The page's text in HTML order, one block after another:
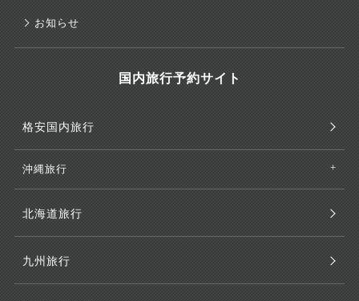
お知らせ
国内旅行予約サイト
格安国内旅行
沖縄旅行
北海道旅行
九州旅行